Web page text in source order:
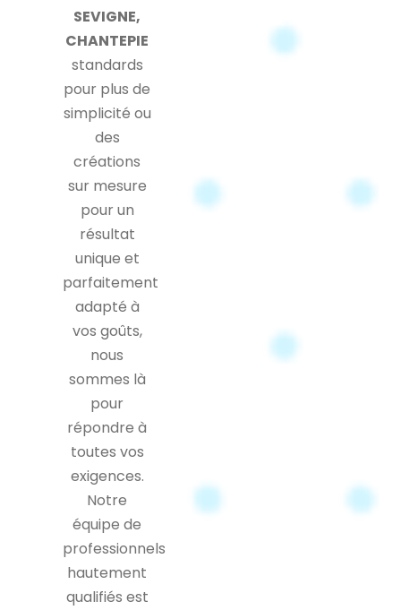
SEVIGNE,
CHANTEPIE
standards
pour plus de
simplicité ou
des
créations
sur mesure
pour un
résultat
unique et
parfaitement
adapté à
vos goûts,
nous
sommes là
pour
répondre à
toutes vos
exigences.
Notre
équipe de
professionnels
hautement
qualifiés est